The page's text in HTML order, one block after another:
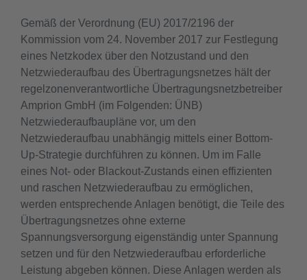
Gemäß der Verordnung (EU) 2017/2196 der
Kommission vom 24. November 2017 zur Festlegung
eines Netzkodex über den Notzustand und den
Netzwiederaufbau des Übertragungsnetzes hält der
regelzonenverantwortliche Übertragungsnetzbetreiber
Amprion GmbH (im Folgenden: ÜNB)
Netzwiederaufbaupläne vor, um den
Netzwiederaufbau unabhängig mittels einer Bottom-
Up-Strategie durchführen zu können. Um im Falle
eines Not- oder Blackout-Zustands einen effizienten
und raschen Netzwiederaufbau zu ermöglichen,
werden entsprechende Anlagen benötigt, die Teile des
Übertragungsnetzes ohne externe
Spannungsversorgung eigenständig unter Spannung
setzen und für den Netzwiederaufbau erforderliche
Leistung abgeben können. Diese Anlagen werden als